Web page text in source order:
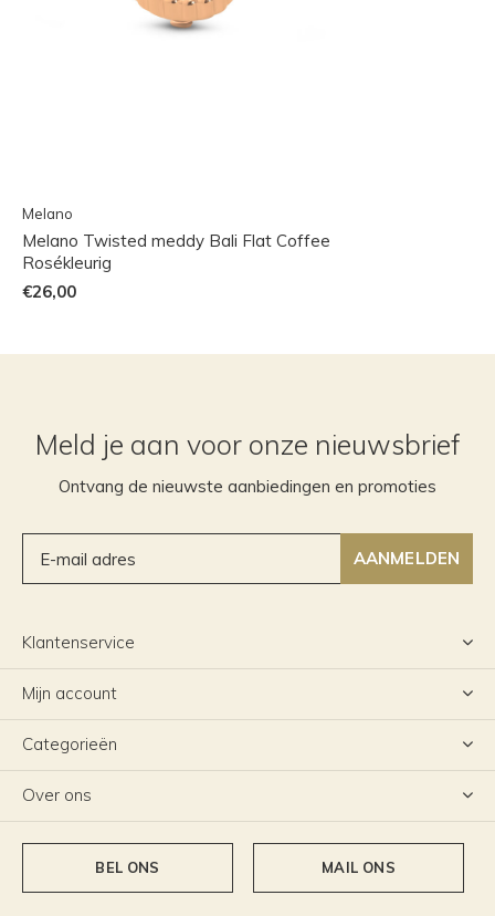
Melano
Melano Twisted meddy Bali Flat Coffee
Rosékleurig
€26,00
Meld je aan voor onze nieuwsbrief
Ontvang de nieuwste aanbiedingen en promoties
AANMELDEN
Klantenservice
Mijn account
Categorieën
Over ons
BEL ONS MAIL ONS